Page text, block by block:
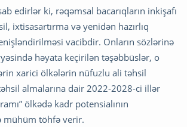
edirlər ki, rəqəmsal bacarıqların inkişafı
ixtisasartırma və yenidən hazırlıq
vacibdir. Onların sözlərinə
həyata keçirilən təşəbbüslər, o
xarici ölkələrin nüfuzlu ali təhsil
almalarına dair 2022-2028-ci illər
ölkədə kadr potensialının
mühüm töhfə verir.